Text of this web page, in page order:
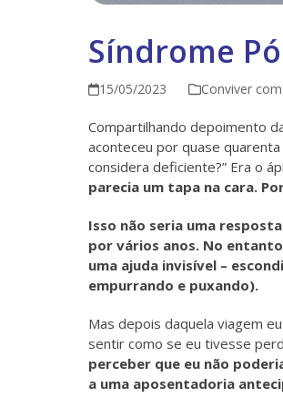
Síndrome
15/05/2023 Conviver
Compartilhando depoimento
aconteceu por quase
considera deficiente?” Era o
parecia um tapa na cara.
Isso não seria uma
por vários anos. No
uma ajuda invisível –
empurrando e puxando).
Mas depois daquela viagem
sentir como se eu tivesse
perceber que eu não
a uma aposentadoria